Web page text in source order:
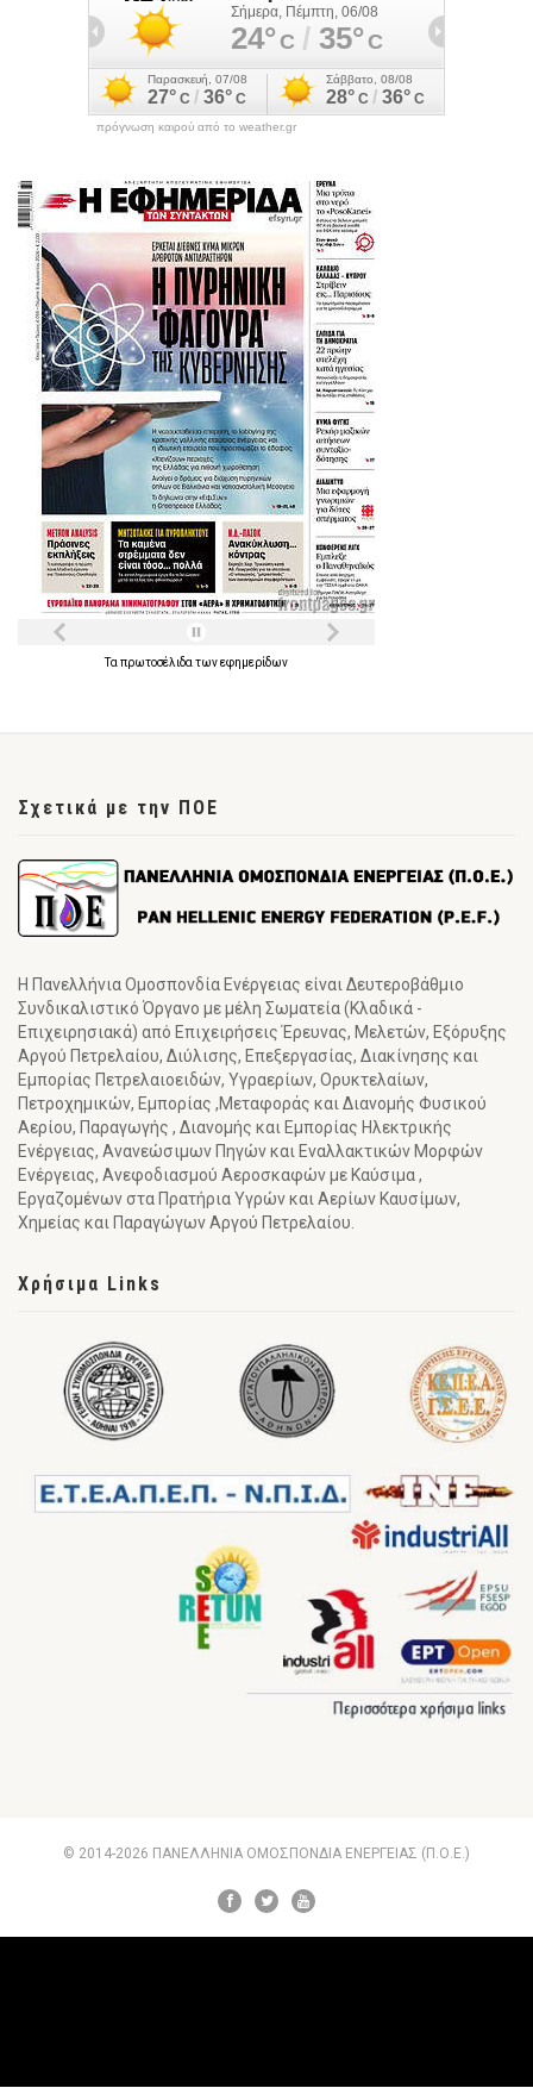
πρόγνωση καιρού από το weather.gr
Τα πρωτοσέλιδα τωνεφημερίδων
Σχετικά με την ΠΟΕ
Η Πανελλήνια Ομοσπονδία Ενέργειας είναι Δευτεροβάθμιο
Συνδικαλιστικό Όργανο με μέλη Σωματεία (Κλαδικά -
Επιχειρησιακά) από Επιχειρήσεις Έρευνας, Μελετών, Εξόρυξης
Αργού Πετρελαίου, Διύλισης, Επεξεργασίας, Διακίνησης και
Εμπορίας Πετρελαιοειδών, Υγραερίων, Ορυκτελαίων,
Πετροχημικών, Εμπορίας ,Μεταφοράς και Διανομής Φυσικού
Αερίου, Παραγωγής , Διανομής και Εμπορίας Ηλεκτρικής
Ενέργειας, Ανανεώσιμων Πηγών και Εναλλακτικών Μορφών
Ενέργειας, Ανεφοδιασμού Αεροσκαφών με Καύσιμα ,
Εργαζομένων στα Πρατήρια Υγρών και Αερίων Καυσίμων,
Χημείας και Παραγώγων Αργού Πετρελαίου.
Χρήσιμα Links
© 2014-2026 ΠΑΝΕΛΛΗΝΙΑ ΟΜΟΣΠΟΝΔΙΑ ΕΝΕΡΓΕΙΑΣ (Π.Ο.Ε.)